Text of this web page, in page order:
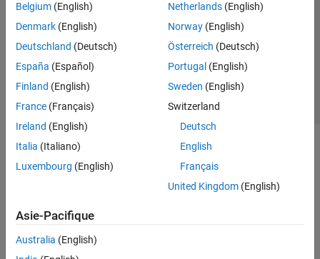
Belgium (English)
Denmark (English)
Deutschland (Deutsch)
España (Español)
Finland (English)
France (Français)
Ireland (English)
Italia (Italiano)
Luxembourg (English)
Netherlands(English)
Norway(English)
Österreich (Deutsch)
Portugal (English)
Sweden (English)
Switzerland
Deutsch
English
Français
United Kingdom(English)
Asie-Pacifique
Australia (English)
Lutte anti-piratage
Contacts locaux
© 1994-2026 The MathWorks, Inc.